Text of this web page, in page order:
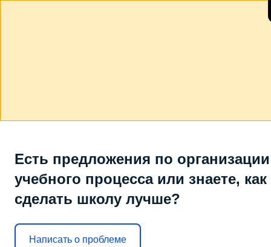
Есть предложения по организации
учебного процесса или знаете, как
сделать школу лучше?
Написать о проблеме